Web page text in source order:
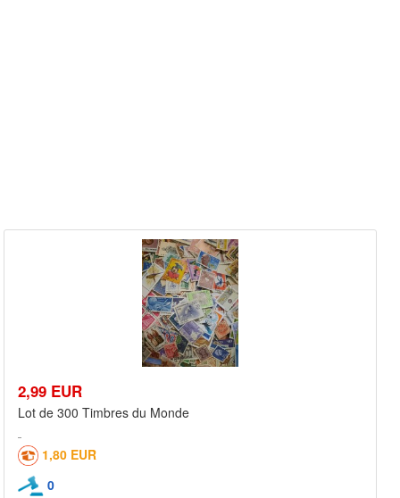
2,99 EUR
Lot de 300 Timbres du Monde
1,80 EUR
0